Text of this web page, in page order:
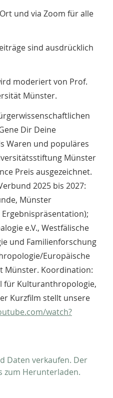
und via Zoom für alle
sind ausdrücklich
moderiert von Prof.
Münster.
Dir Deine
Waren und populäres
Münster
Preis ausgezeichnet.
2025 bis 2027:
Münster
e.V., Westfälische
und Familienforschung
Europäische
Münster. Koordination:
für Kulturanthropologie,
Kurzfilm stellt unsere
watch?
Daten verkaufen. Der
zum Herunterladen.